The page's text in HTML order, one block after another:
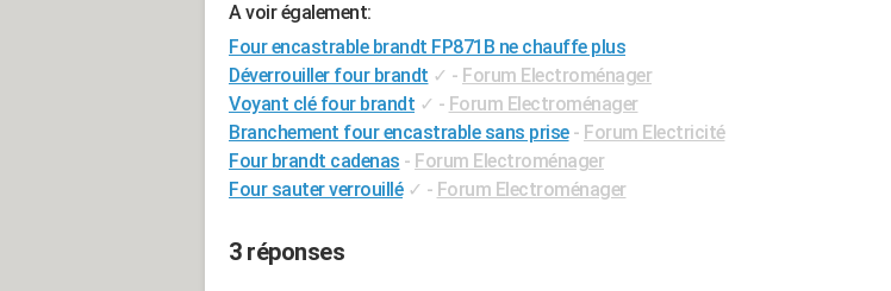
A voir également:
Four encastrable brandt FP871B ne chauffe plus
Déverrouiller four brandt ✓ - Forum Electroménager
Voyant clé four brandt ✓ - Forum Electroménager
Branchement four encastrable sans prise - Forum Electricité
Four brandt cadenas - Forum Electroménager
Four sauter verrouillé ✓ - Forum Electroménager
3 réponses